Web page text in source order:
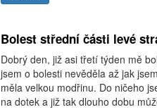
Bolest střední části levé
Dobrý den, již asi třetí týden mě
jsem o bolesti nevěděla až jak
měla velkou modřinu. Do ničeho
na dotek a již tak dlouho dobu